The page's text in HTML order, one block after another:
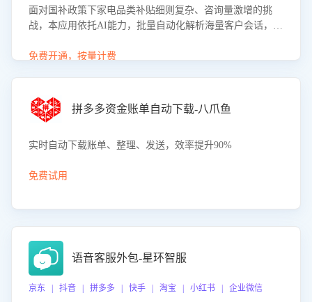
面对国补政策下家电品类补贴细则复杂、咨询量激增的挑
战，本应用依托AI能力，批量自动化解析海量客户会话，精
购买意向，深度洞察决策动因。同时全面评估客服团队政策
度、客服转化能力及销售业绩。
免费开通，按量计费
拼多多资金账单自动下载-八爪鱼
实时自动下载账单、整理、发送，效率提升90%
免费试用
语音客服外包-星环智服
京东 | 抖音 | 拼多多 | 快手 | 淘宝 | 小红书 | 企业微信